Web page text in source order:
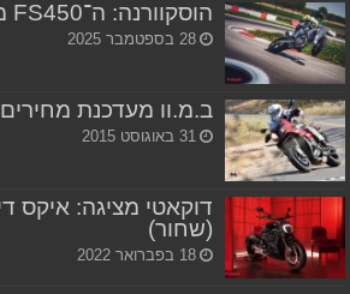
הוסקוורנה: ה־FS450 מתעדכן ל־2026
28 בספטמבר 2025
ב.מ.וו מעדכנת מחירים
31 באוגוסט 2015
(שחור)
18 בפברואר 2022